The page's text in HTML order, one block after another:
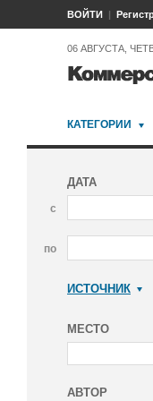
ВОЙТИ
06 АВГУСТА,
КАТЕГОРИИ
ДАТА
с
по
ИСТОЧНИК
МЕСТО
АВТОР